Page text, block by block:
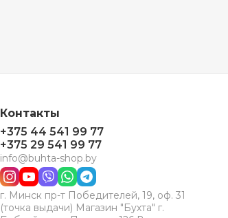
Контакты
+375 44 541 99 77
+375 29 541 99 77
info@buhta-shop.by
г. Минск пр-т Победителей, 19, оф. 31
(точка выдачи) Магазин "Бухта" г.